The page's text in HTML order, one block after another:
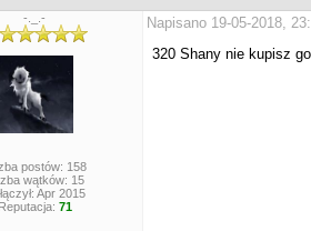
-._.-
postów: 158
wątków: 15
Apr 2015
Reputacja: 71
Napisano 19-05-2018,
320 Shany nie kupisz